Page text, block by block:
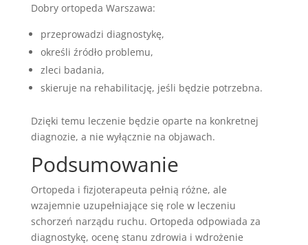
Dobry ortopeda Warszawa:
przeprowadzi diagnostykę,
określi źródło problemu,
zleci badania,
skieruje na rehabilitację, jeśli będzie potrzebna.
Dzięki temu leczenie będzie oparte na konkretnej
diagnozie, a nie wyłącznie na objawach.
Podsumowanie
Ortopeda i fizjoterapeuta pełnią różne, ale
wzajemnie uzupełniające się role w leczeniu
schorzeń narządu ruchu. Ortopeda odpowiada za
diagnostykę, ocenę stanu zdrowia i wdrożenie